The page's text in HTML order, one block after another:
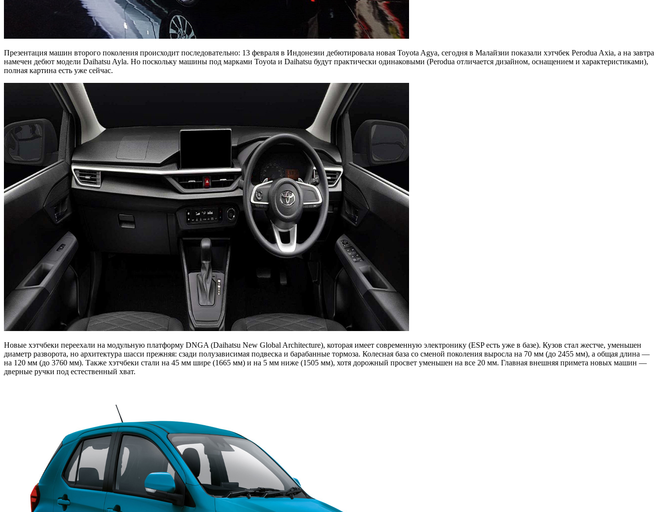
Презентация машин второго поколения происходит последовательно: 13 февраля в Индонезии дебютировала новая Toyota Agya, сегодня в Малайзии показали хэтчбек Perodua Axia, а на завтра
намечен дебют модели Daihatsu Ayla. Но поскольку машины под марками Toyota и Daihatsu будут практически одинаковыми (Perodua отличается дизайном, оснащением и характеристиками),
полная картина есть уже сейчас.
Новые хэтчбеки переехали на модульную платформу DNGA (Daihatsu New Global Architecture), которая имеет современную электронику (ESP есть уже в базе). Кузов стал жестче, уменьшен
диаметр разворота, но архитектура шасси прежняя: сзади полузависимая подвеска и барабанные тормоза. Колесная база со сменой поколения выросла на 70 мм (до 2455 мм), а общая длина —
на 120 мм (до 3760 мм). Также хэтчбеки стали на 45 мм шире (1665 мм) и на 5 мм ниже (1505 мм), хотя дорожный просвет уменьшен на все 20 мм. Главная внешняя примета новых машин —
дверные ручки под естественный хват.